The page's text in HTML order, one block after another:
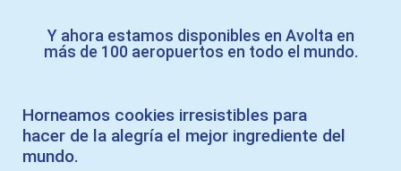
Y ahora estamos disponibles en Avolta en
más de 100 aeropuertos en todo el mundo.
Horneamos cookies irresistibles para
hacer de la alegría el mejor ingrediente del
mundo.